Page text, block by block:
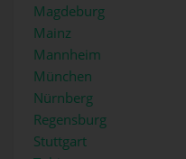
Magdeburg
Mainz
Mannheim
München
Nürnberg
Regensburg
Stuttgart